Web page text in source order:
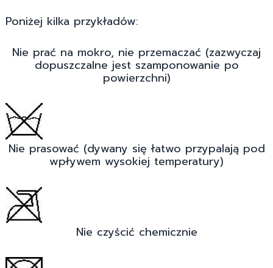
Poniżej kilka przykładów:
Nie prać na mokro, nie przemaczać (zazwyczaj
dopuszczalne jest szamponowanie po
powierzchni)
Nie prasować (dywany się łatwo przypalają pod
wpływem wysokiej temperatury)
Nie czyścić chemicznie